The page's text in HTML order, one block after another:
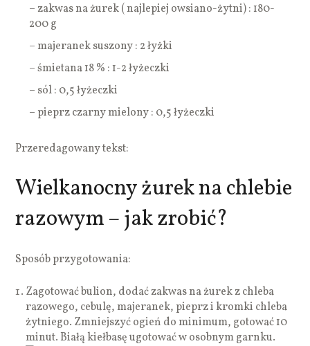
– zakwas na żurek ( najlepiej owsiano-żytni) : 180-
200 g
– majeranek suszony : 2 łyżki
– śmietana 18 % : 1-2 łyżeczki
– sól : 0,5 łyżeczki
– pieprz czarny mielony : 0,5 łyżeczki
Przeredagowany tekst:
Wielkanocny żurek na chlebie
razowym – jak zrobić?
Sposób przygotowania:
Zagotować bulion, dodać zakwas na żurek z chleba
razowego, cebulę, majeranek, pieprz i kromki chleba
żytniego. Zmniejszyć ogień do minimum, gotować 10
minut. Białą kiełbasę ugotować w osobnym garnku.